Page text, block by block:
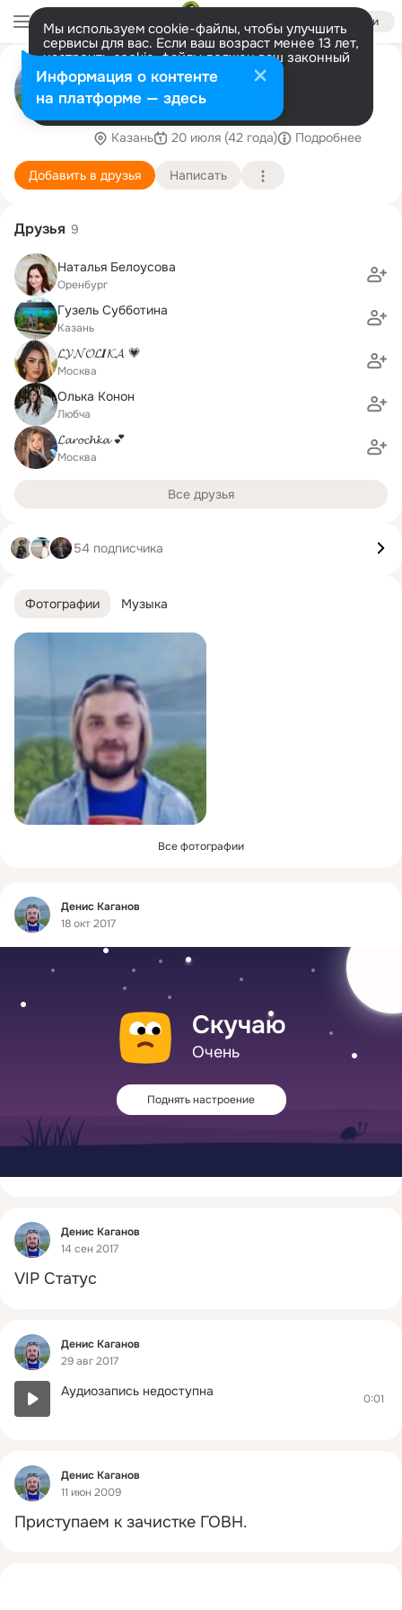
Войти
Мы используем cookie-файлы, чтобы улучшить
сервисы для вас. Если ваш возраст менее 13 лет,
настроить cookie-файлы должен ваш законный
представитель. Больше информации
Разрешить все Настроить
Денис Каганов
Страница была взломана. Если кому-то
приходил спам - извините.
Казань
20 июля (42 года) Подробнее
Добавить в друзья Написать
Фотографии Музыка
Все фотографии
Фид
Денис Каганов
18 окт 2017
Скучаю
Очень
Поднять настроение
Фид
Денис Каганов
14 сен 2017
VIP Статус
Фид
Денис Каганов
29 авг 2017
Аудиозапись недоступна 0:01
Фид
Денис Каганов
11 июн 2009
Приступаем к зачистке ГОВН.
Друзья 9
Наталья Белоусова
Оренбург
Гузель Субботина
Казань
𝓛𝓨𝓝𝓞𝓛𝑰𝓚𝓐 💗
Москва
Олька Конон
Любча
𝓛𝓪𝓻𝓸𝓬𝓱𝓴𝓪 💕
Москва
Все друзья
54 подписчика
Информация о контенте
на платформе — здесь